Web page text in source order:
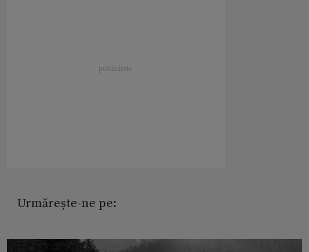
Urmărește-ne pe: